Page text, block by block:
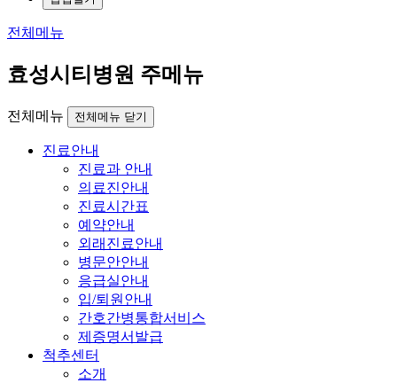
전체메뉴
효성시티병원 주메뉴
전체메뉴 전체메뉴 닫기
진료안내
진료과 안내
의료진안내
진료시간표
예약안내
외래진료안내
병문안안내
응급실안내
입/퇴원안내
간호간병통합서비스
제증명서발급
척추센터
소개